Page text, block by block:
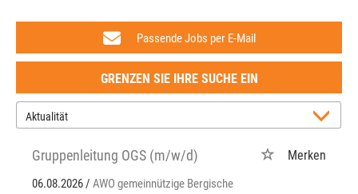
Passende Jobs per E-Mail
GRENZEN SIE IHRE SUCHE EIN
Gruppenleitung OGS (m/w/d)
06.08.2026 / AWO gemeinnützige Bergische
Merken